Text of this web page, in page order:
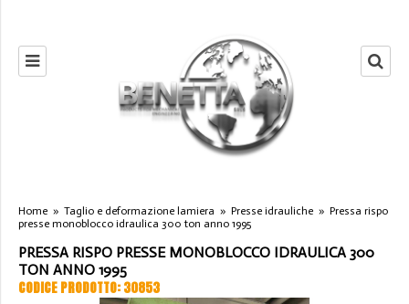
Home » Taglio e deformazione lamiera » Presse idrauliche » Pressa rispo
presse monoblocco idraulica 300 ton anno 1995
PRESSA RISPO PRESSE MONOBLOCCO IDRAULICA 300
TON ANNO 1995
CODICE PRODOTTO: 30853